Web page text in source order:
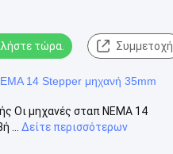
τώρα. Συμμετοχή
14 Stepper μηχανή 35mm
Οι μηχανές σταπ NEMA 14
...
Δείτε περισσότερων